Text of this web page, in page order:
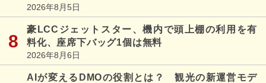
2026年8月5日
豪LCCジェットスター、機内で頭上棚の利用を有
料化、座席下バッグ1個は無料
2026年8月6日
AIが変えるDMOの役割とは？ 観光の新運営モデ